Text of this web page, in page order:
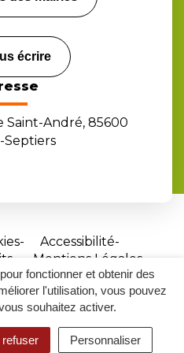
fonctionner et obtenir des
l'utilisation, vous pouvez
souhaitez activer.
refuser Personnaliser
ACCESSIBILITÉ
écrire
Saint-André, 85600
Septiers
Accessibilité
Mentions Légales